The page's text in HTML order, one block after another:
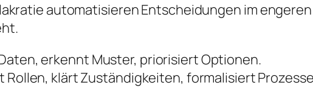
automatisieren Entscheidungen im
erkennt Muster, priorisiert Optionen.
Rollen, klärt Zuständigkeiten, formalisiert